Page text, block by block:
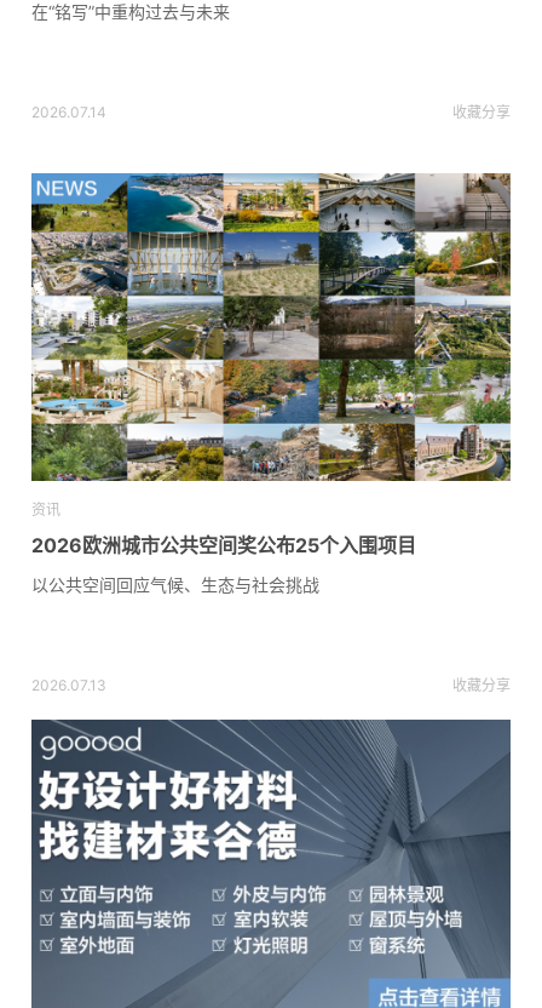
在“铭写”中重构过去与未来
2026.07.14 收藏分享
资讯
2026欧洲城市公共空间奖公布25个入围项目
以公共空间回应气候、生态与社会挑战
2026.07.13 收藏分享